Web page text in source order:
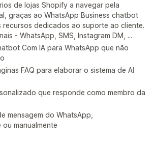
de lojas Shopify a navegar pela
graças ao WhatsApp Business chatbot
recursos dedicados ao suporte ao cliente.
- WhatsApp, SMS, Instagram DM, ...
Com IA para WhatsApp que não
FAQ para elaborar o sistema de AI
que responde como membro da
mensagem do WhatsApp,
manualmente